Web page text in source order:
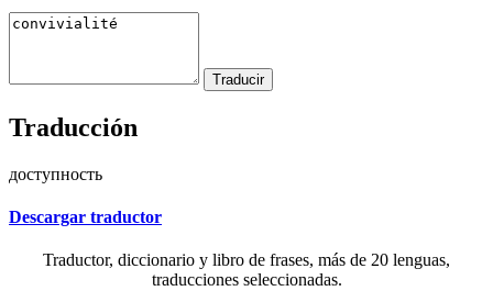
Traducción
доступность
Descargar traductor
Traductor, diccionario y libro de frases, más de 20 lenguas,
traducciones seleccionadas.